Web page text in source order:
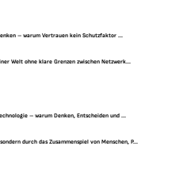
– warum Vertrauen kein Schutzfaktor ...
Welt ohne klare Grenzen zwischen Netzwerk...
– warum Denken, Entscheiden und ...
durch das Zusammenspiel von Menschen, P...